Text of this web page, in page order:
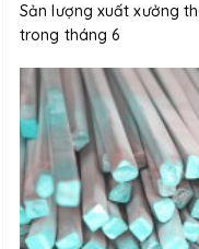
Sản lượng xuất xưởng
trong tháng 6